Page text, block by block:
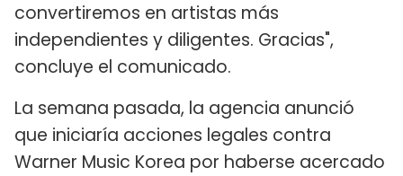
convertiremos en artistas más
independientes y diligentes. Gracias",
concluye el comunicado.
La semana pasada, la agencia anunció
que iniciaría acciones legales contra
Warner Music Korea por haberse acercado